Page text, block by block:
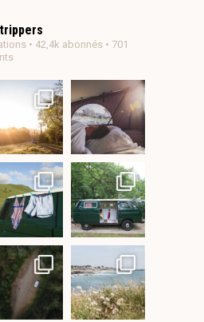
• 42,4k abonnés • 701